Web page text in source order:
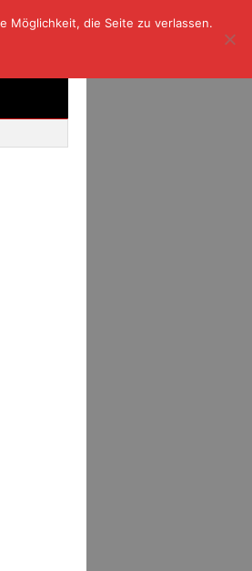
Möglichkeit, die Seite zu verlassen.